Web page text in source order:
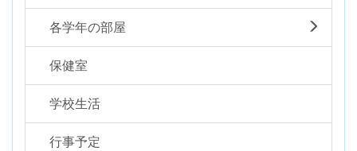
各学年の部屋
保健室
学校生活
行事予定